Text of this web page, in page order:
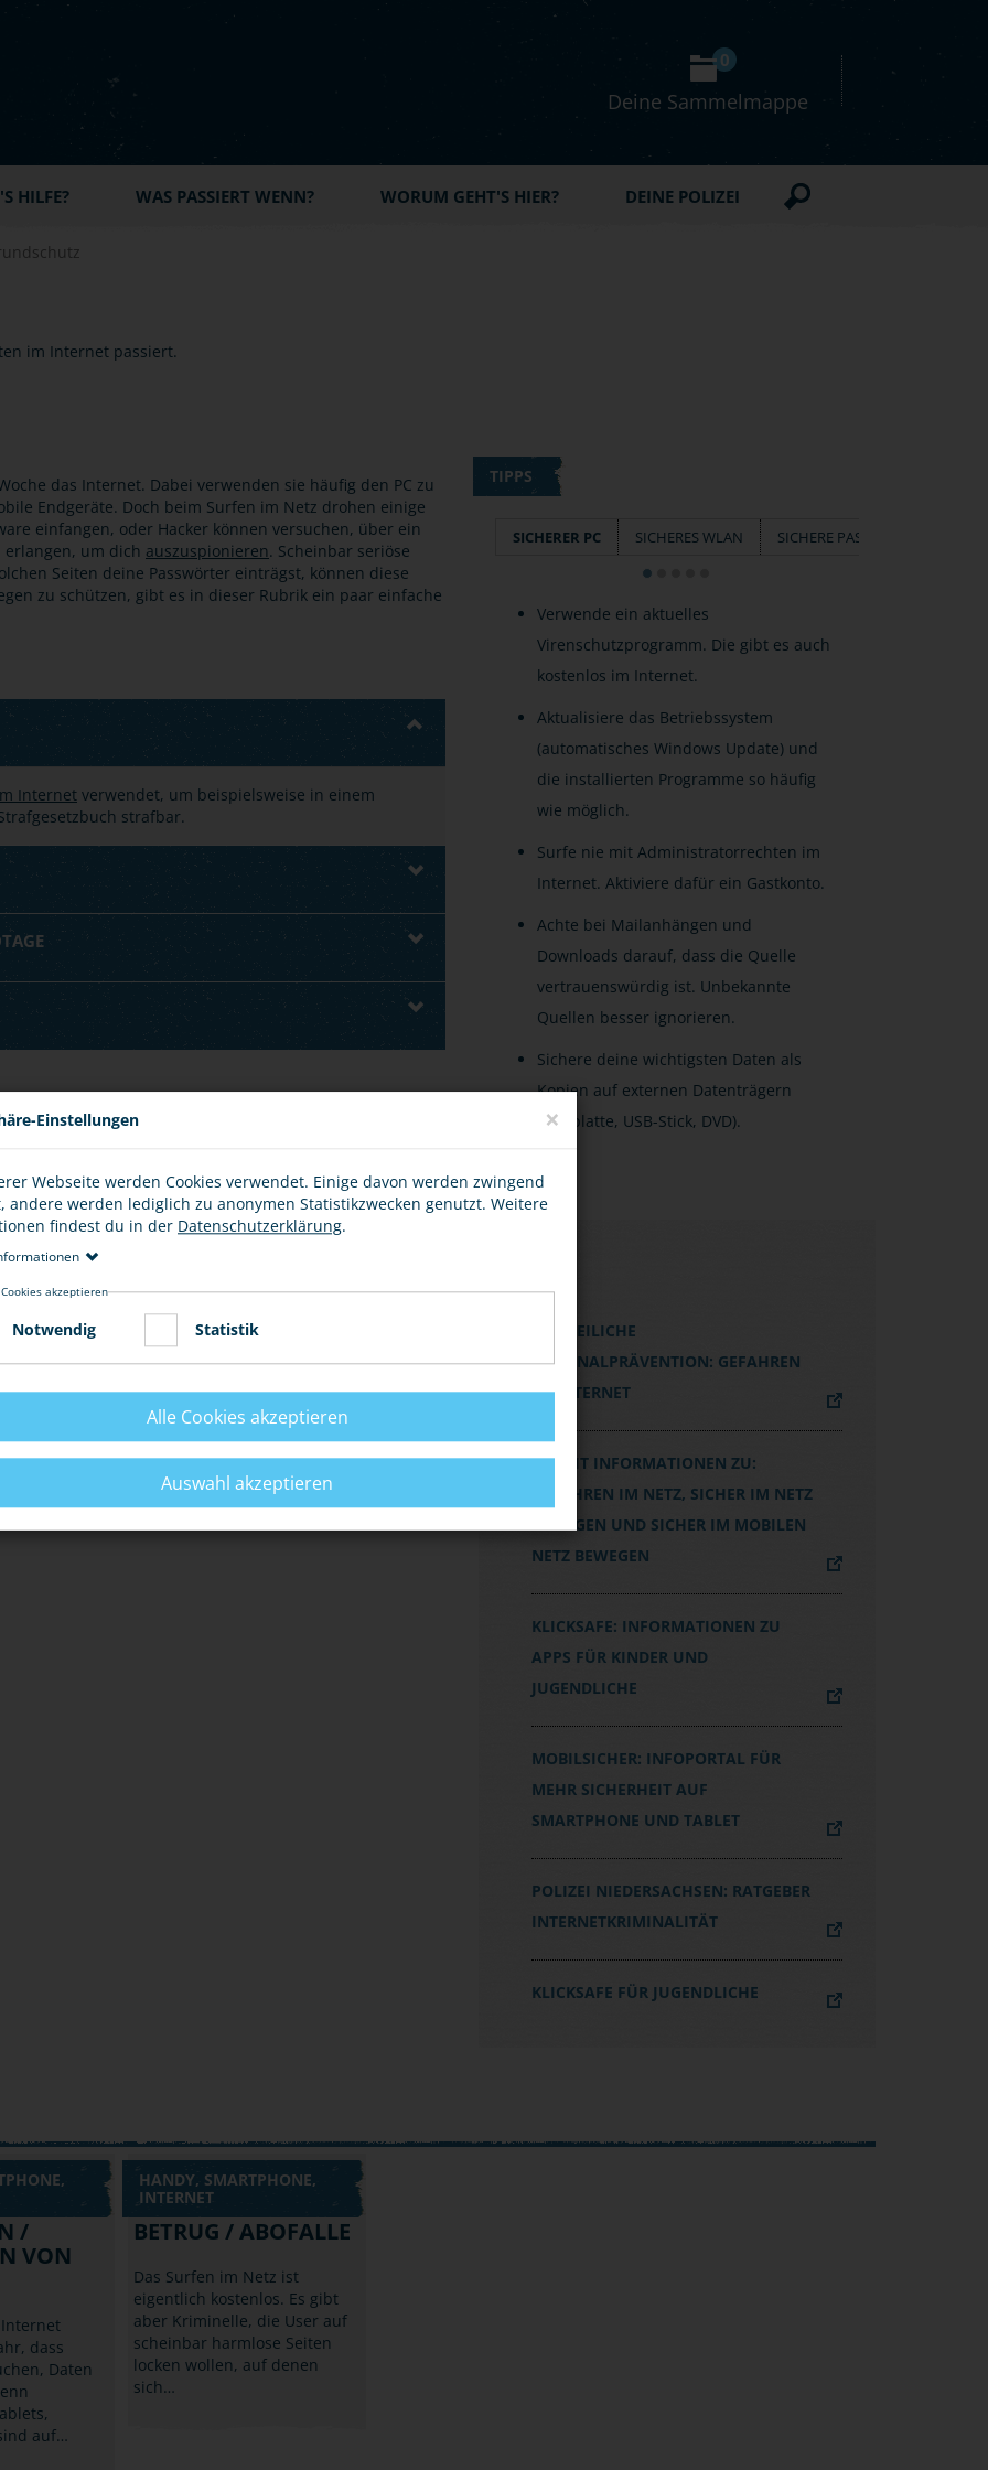
Deine Sammelmappe
0
HILFE? WAS PASSIERT WENN? WORUM GEHT'S HIER? DEINE POLIZEI
das Internet. Dabei verwenden sie häufig den PC zu
Endgeräte. Doch beim Surfen im Netz drohen einige
einfangen, oder Hacker können versuchen, über ein
erlangen, um dich auszuspionieren. Scheinbar seriöse
Seiten deine Passwörter einträgst, können diese
zu schützen, gibt es in dieser Rubrik ein paar einfache
Internet verwendet, um beispielsweise in einem
strafbar.
vorkommt, weil du selbst schon davon
bei der Polizei an. Versuche, dich in Zukunft
TIPPS
SICHERER PC SICHERES WLAN SICHERE PASSWÖRTER
Verwende ein aktuelles
Virenschutzprogramm. Die gibt es auch
kostenlos im Internet.
Aktualisiere das Betriebssystem
(automatisches Windows Update) und
die installierten Programme so häufig
wie möglich.
Surfe nie mit Administratorrechten im
Internet. Aktiviere dafür ein Gastkonto.
Achte bei Mailanhängen und
Downloads darauf, dass die Quelle
vertrauenswürdig ist. Unbekannte
Quellen besser ignorieren.
Sichere deine wichtigsten Daten als
Kopien auf externen Datenträgern
(Festplatte, USB-Stick, DVD).
POLIZEILICHE
KRIMINALPRÄVENTION: GEFAHREN
IM INTERNET
BSI MIT INFORMATIONEN ZU:
GEFAHREN IM NETZ, SICHER IM NETZ
BEWEGEN UND SICHER IM MOBILEN
NETZ BEWEGEN
KLICKSAFE: INFORMATIONEN ZU
APPS FÜR KINDER UND
JUGENDLICHE
MOBILSICHER: INFOPORTAL FÜR
MEHR SICHERHEIT AUF
SMARTPHONE UND TABLET
POLIZEI NIEDERSACHSEN: RATGEBER
INTERNETKRIMINALITÄT
KLICKSAFE FÜR JUGENDLICHE
/
VON
dass
Daten
auf…
HANDY, SMARTPHONE,
INTERNET
BETRUG / ABOFALLE
Das Surfen im Netz ist
eigentlich kostenlos. Es gibt
aber Kriminelle, die User auf
scheinbar harmlose Seiten
locken wollen, auf denen
sich…
Einstellungen ×
Webseite werden Cookies verwendet. Einige davon werden zwingend
andere werden lediglich zu anonymen Statistikzwecken genutzt. Weitere
findest du in der Datenschutzerklärung.
akzeptieren
Notwendig Statistik
Alle Cookies akzeptieren
Auswahl akzeptieren